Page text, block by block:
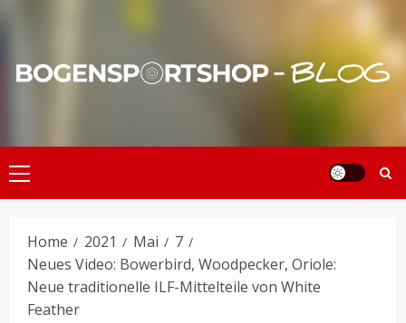
Primary
Menu
Home 2021 Mai
7
Neues Video: Bowerbird, Woodpecker, Oriole:
Neue traditionelle ILF-Mittelteile von White
Feather